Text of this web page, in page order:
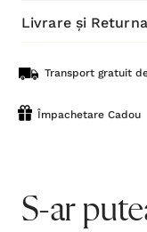
Livrare și
Transport gratuit
Împachetare Cadou
S-ar